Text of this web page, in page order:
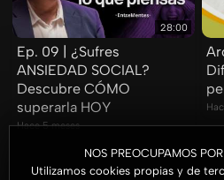
NOS PREOCUPAMOS
Utilizamos cookies propias y de
28:00
Ep. 09 | ¿Sufres
ANSIEDAD SOCIAL?
Descubre CÓMO
superarla HOY
Hace 5 meses